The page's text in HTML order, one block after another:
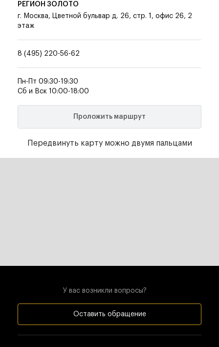
РЕГИОН ЗОЛОТО
г. Москва, Цветной бульвар д. 26, стр. 1, офис 26, 2
этаж
8 (495) 220-56-62
Пн-Пт 09:30-19:30
Сб и Вск 10:00-18:00
Проложить маршрут
Передвинуть карту можно двумя пальцами
У вас возникли вопросы?
Оставить обращение